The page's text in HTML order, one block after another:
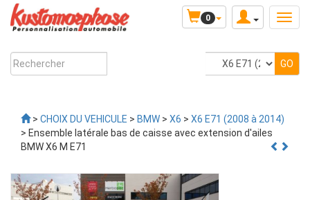
0
> CHOIX DU VEHICULE > BMW > X6 > X6 E71 (2008 à 2014)
> Ensemble latérale bas de caisse avec extension d'ailes
BMW X6 M E71